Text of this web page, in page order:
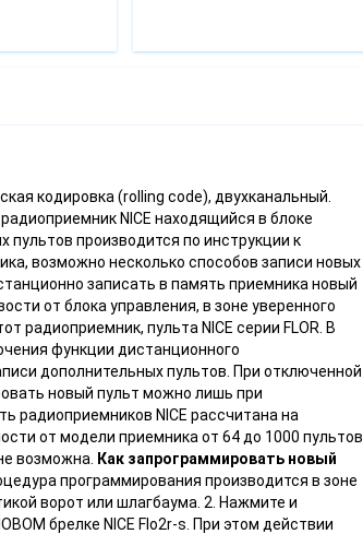
кодировка (rolling code), двухканальный.
NICE находящийся в блоке
производится по инструкции к
возможно несколько способов записи новых
записать в память приемника новый
от блока управления, в зоне уверенного
радиоприемник, пульта NICE серии FLOR. В
функции дистанционного
дополнительных пультов. При отключенной
новый пульт можно лишь при
радиоприемников NICE рассчитана на
от модели приемника от 64 до 1000 пультов.
возможна.
Как запрограммировать новый
программирования производится в зоне
ворот или шлагбаума. 2. Нажмите и
брелке NICE Flo2r-s. При этом действии